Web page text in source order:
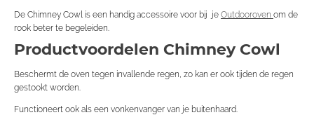
De Chimney Cowl is een handig accessoire voor bij je Outdooroven om de
rook beter te begeleiden.
Productvoordelen Chimney Cowl
Beschermt de oven tegen invallende regen, zo kan er ook tijden de regen
gestookt worden.
Functioneert ook als een vonkenvanger van je buitenhaard.